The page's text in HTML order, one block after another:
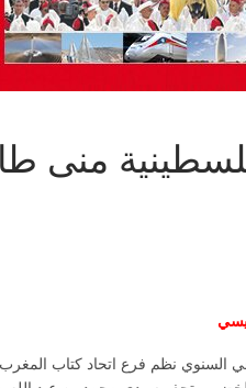
منى
السنوي نظم فرع اتحاد كتاب المغرب